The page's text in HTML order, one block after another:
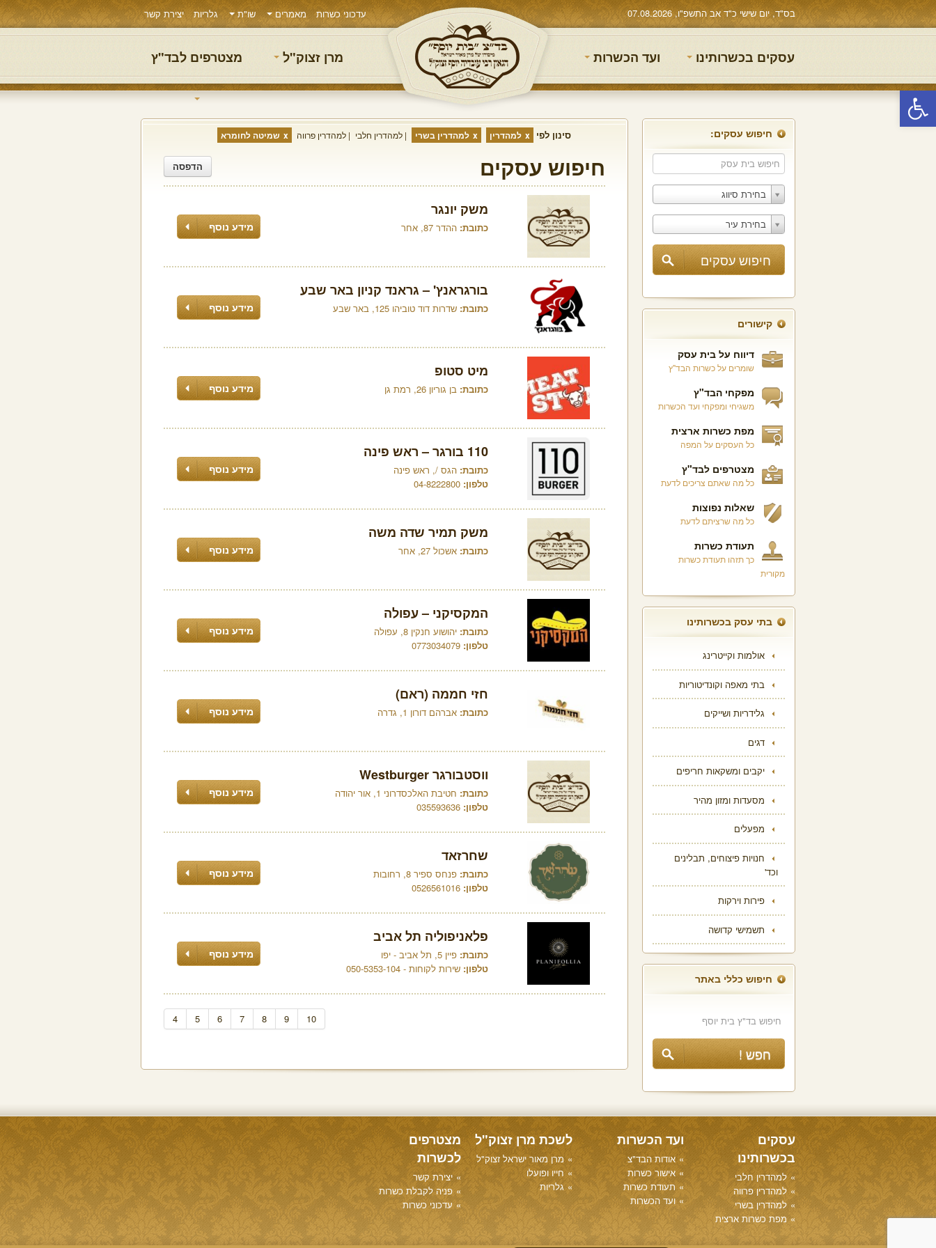
פתח סרגל נגישות
בס"ד, יום שישי כ"ד אב התשפ"ו, 07.08.2026 עדכוני כשרות מאמרים שו"ת גלריות יצירת קשר
עסקים בכשרותינו ועד הכשרות מרן זצוק"ל מצטרפים לבד"ץ
חיפוש עסקים:
בחירת סיווג
בחירת עיר
קישורים
דיווח על בית עסק
שומרים על כשרות הבד"ץ
מפקחי הבד"ץ
משגיחי ומפקחי ועד הכשרות
מפת כשרות ארצית
כל העסקים על המפה
מצטרפים לבד"ץ
כל מה שאתם צריכים לדעת
שאלות נפוצות
כל מה שרציתם לדעת
תעודת כשרות
כך תזהו תעודת כשרות
מקורית
בתי עסק בכשרותינו
אולמות וקייטרינג
בתי מאפה וקונדיטוריות
גלידריות ושייקים
דגים
יקבים ומשקאות חריפים
מסעדות ומזון מהיר
מפעלים
חנויות פיצוחים, תבלינים
וכד'
פירות וירקות
תשמישי קדושה
חיפוש כללי באתר
סינון לפי למהדרין למהדרין בשרי למהדרין חלבי למהדרין פרווה שמיטה לחומרא
חיפוש עסקים הדפסה
משק יונגר
כתובת: ההדר 87, אחר מידע נוסף
בורגראנץ' – גראנד קניון באר שבע
כתובת: שדרות דוד טוביהו 125, באר שבע מידע נוסף
מיט סטופ
כתובת: בן גוריון 26, רמת גן מידע נוסף
110 בורגר – ראש פינה
כתובת: הגס /, ראש פינה
טלפון: 04-8222800
מידע נוסף
משק תמיר שדה משה
כתובת: אשכול 27, אחר מידע נוסף
המקסיקני – עפולה
כתובת: יהושוע חנקין 8, עפולה
טלפון: 0773034079
מידע נוסף
חזי חממה (ראם)
כתובת: אברהם דורון 1, גדרה מידע נוסף
ווסטבורגר Westburger
כתובת: חטיבת האלכסדרוני 1, אור יהודה
טלפון: 035593636
מידע נוסף
שחרזאד
כתובת: פנחס ספיר 8, רחובות
טלפון: 0526561016
מידע נוסף
פלאניפוליה תל אביב
כתובת: פיין 5, תל אביב - יפו
טלפון: שירות לקוחות - 050-5353-104
מידע נוסף
4 5 6 7 8 9 10
עסקים
בכשרותינו
למהדרין חלבי
למהדרין פרווה
למהדרין בשרי
מפת כשרות ארצית
ועד הכשרות
אודות הבד"צ
אישור כשרות
תעודת כשרות
ועד הכשרות
לשכת מרן זצוק"ל
מרן מאור ישראל זצוק"ל
חייו ופועלו
גלריות
מצטרפים
לכשרות
יצירת קשר
פניה לקבלת כשרות
עדכוני כשרות